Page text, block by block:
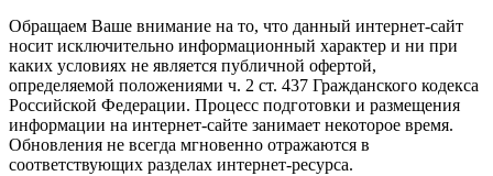
Обращаем Ваше внимание на то, что данный интернет-сайт
носит исключительно информационный характер и ни при
каких условиях не является публичной офертой,
определяемой положениями ч. 2 ст. 437 Гражданского кодекса
Российской Федерации. Процесс подготовки и размещения
информации на интернет-сайте занимает некоторое время.
Обновления не всегда мгновенно отражаются в
соответствующих разделах интернет-ресурса.